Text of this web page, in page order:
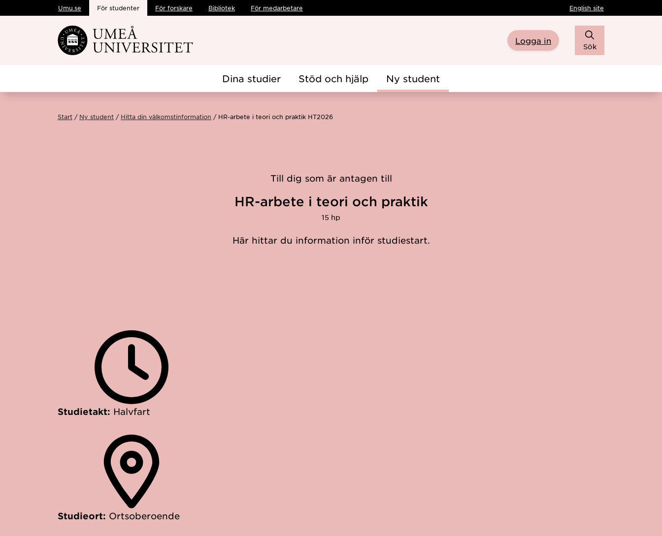
Hoppa direkt till innehållet
Umu.se För studenter För forskare Bibliotek För medarbetare English site
Logga in
Sök
Dina studier Stöd och hjälp Ny student
Start Ny student Hitta din välkomstinformation HR-arbete i teori och praktik HT2026
Till dig som är antagen till
HR-arbete i teori och praktik
15 hp
Här hittar du information inför studiestart.
Studietakt: Halvfart
Studieort: Ortsoberoende